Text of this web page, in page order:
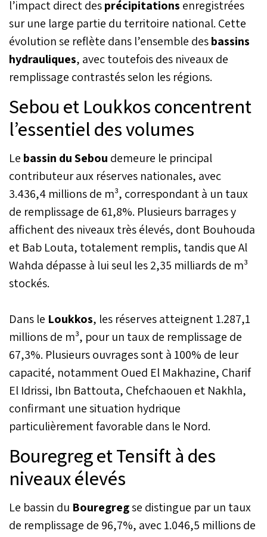
l’impact direct desprécipitations enregistrées
sur une large partie du territoire national. Cette
évolution se reflète dans l’ensemble desbassins
hydrauliques, avec toutefois des niveaux de
remplissage contrastés selon les régions.
Sebou et Loukkos concentrent
l’essentiel des volumes
Le bassin du Sebou demeure le principal
contributeur aux réserves nationales, avec
3.436,4 millions de m³, correspondant à un taux
de remplissage de 61,8%. Plusieurs barrages y
affichent des niveaux très élevés, dont Bouhouda
et Bab Louta, totalement remplis, tandis que Al
Wahda dépasse à lui seul les 2,35 milliards de m³
stockés.
Dans le Loukkos, les réserves atteignent 1.287,1
millions de m³, pour un taux de remplissage de
67,3%. Plusieurs ouvrages sont à 100% de leur
capacité, notamment Oued El Makhazine, Charif
El Idrissi, Ibn Battouta, Chefchaouen et Nakhla,
confirmant une situation hydrique
particulièrement favorable dans le Nord.
Bouregreg et Tensift à des
niveaux élevés
Le bassin du Bouregregse distingue par un taux
de remplissage de 96,7%, avec 1.046,5 millions de